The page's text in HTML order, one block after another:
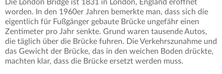
Die London Bridge ist 1831 in London, England eröffnet
worden. In den 1960er Jahren bemerkte man, dass sich die
eigentlich für Fußgänger gebaute Brücke ungefähr einen
Zentimeter pro Jahr senkte. Grund waren tausende Autos,
die täglich über die Brücke fuhren. Die Verkehrszunahme und
das Gewicht der Brücke, das in den weichen Boden drückte,
machten klar, dass die Brücke ersetzt werden muss.